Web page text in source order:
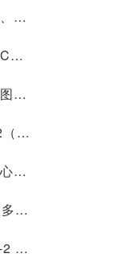
抗衰四大明星成分巅峰对决：麦角硫因、亚精胺、PQQ 与 AKG，谁才是真正的抗衰老王者？
动物实验与细胞实验方案：放线菌酮（Cycloheximide，NSC-185）——一种高效真核蛋白合成抑制剂 别名：Actidione、Naramycin A、CHX、FT 3422-2、NM-MCD 80；化学名：环己酰亚胺；属广谱抗真菌抗生素，选择性结合真核核糖体60S亚基，阻断肽链延伸（CAS号：66-81-9；货号：D807418）
小分子抑制剂与大分子药物的协同发展图景：市场、技术及临床维度的互补性洞察
Daraxonrasib (RMC-6236) RAS-IN-2（CAS No. 2765081-21-6）：体外与体内药理学评价方法，靶向KRAS/NRAS/HRAS的广谱RAS抑制剂
一款小分子药物的研发周期有多长？核心环节有哪些？各阶段平均耗时与资金投入概览
马斯克力荐的减肥新突破！✨ 全球首款多靶点GLP-1激动剂：一场跨越科研与临床的奇妙跃迁 🌍💊
Daraxonrasib (RMC-6236) / RAS-IN-2 (RMC6236)：基于理性药物设计的RAS靶向策略及其临床转化前景